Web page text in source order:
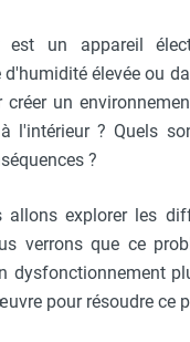
ou froide
pour
est un appareil
élevée ou
un
l'intérieur ? Quels
?
allons explorer les
verrons que ce
dysfonctionnement
pour résoudre ce